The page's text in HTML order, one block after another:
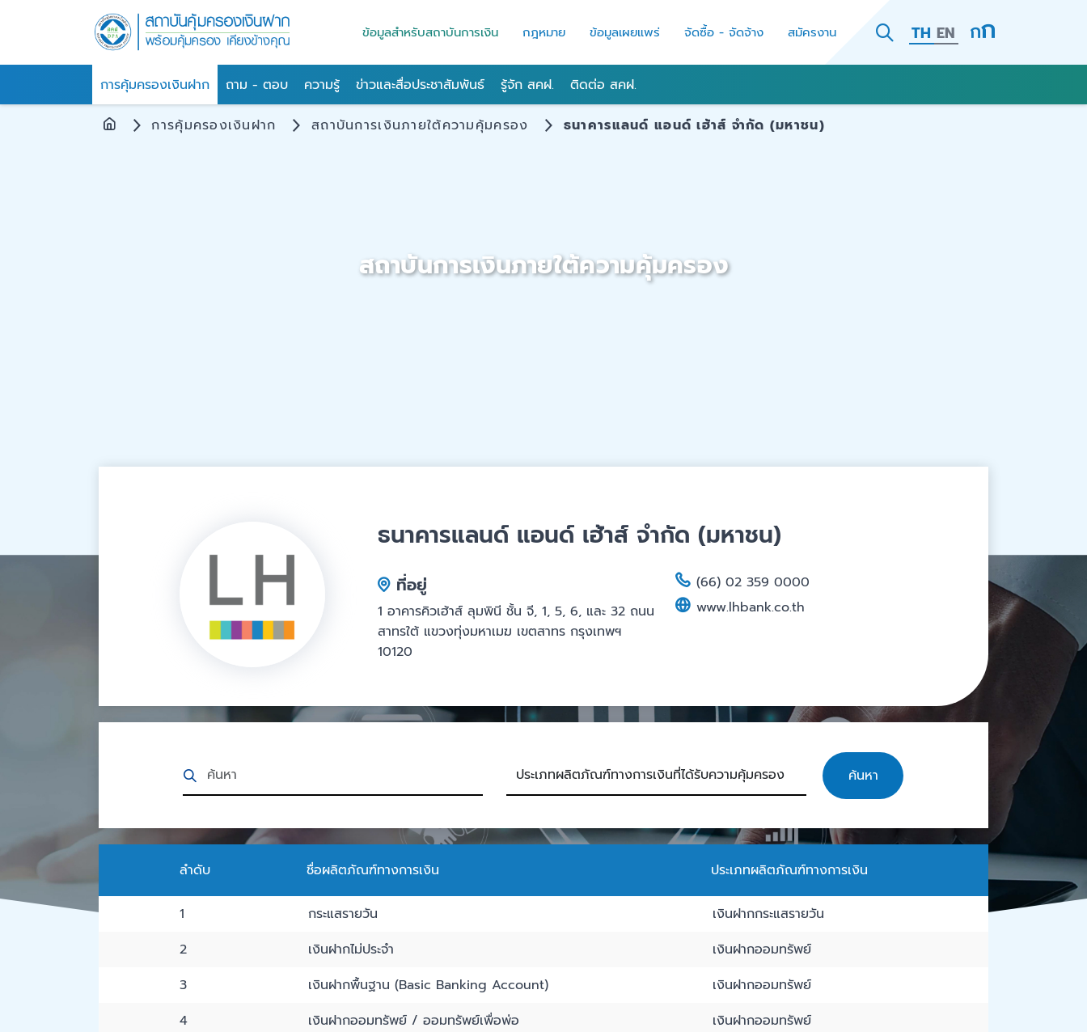
ข้อมูลสำหรับสถาบันการเงิน กฎหมาย ข้อมูลเผยแพร่ จัดซื้อ - จัดจ้าง สมัครงาน TH EN
การคุ้มครองเงินฝาก ถาม - ตอบ ความรู้ ข่าวและสื่อประชาสัมพันธ์ รู้จัก สคฝ. ติดต่อ สคฝ.
การคุ้มครองเงินฝาก สถาบันการเงินภายใต้ความคุ้มครอง ธนาคารแลนด์ แอนด์ เฮ้าส์ จำกัด (มหาชน)
สถาบันการเงินภายใต้ความคุ้มครอง
ธนาคารแลนด์ แอนด์ เฮ้าส์ จำกัด (มหาชน)
ที่อยู่
1 อาคารคิวเฮ้าส์ ลุมพินี ชั้น จี, 1, 5, 6, และ 32 ถนน
สาทรใต้ แขวงทุ่งมหาเมฆ เขตสาทร กรุงเทพฯ
10120
(66) 02 359 0000
www.lhbank.co.th
ค้นหา
ลำดับ ชื่อผลิตภัณฑ์ทางการเงิน ประเภทผลิตภัณฑ์ทางการเงิน
1 กระแสรายวัน
เงินฝากกระแสรายวัน
2
เงินฝากไม่ประจำ
เงินฝากออมทรัพย์
3
เงินฝากพื้นฐาน (Basic Banking Account)
เงินฝากออมทรัพย์
4
เงินฝากออมทรัพย์ / ออมทรัพย์เพื่อพ่อ
เงินฝากออมทรัพย์